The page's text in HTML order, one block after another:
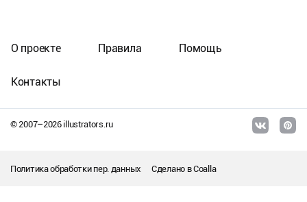
© 2007–2026illustrators.ru
О проекте Правила Помощь
Контакты
Политика обработки пер. данных Сделано вCoalla